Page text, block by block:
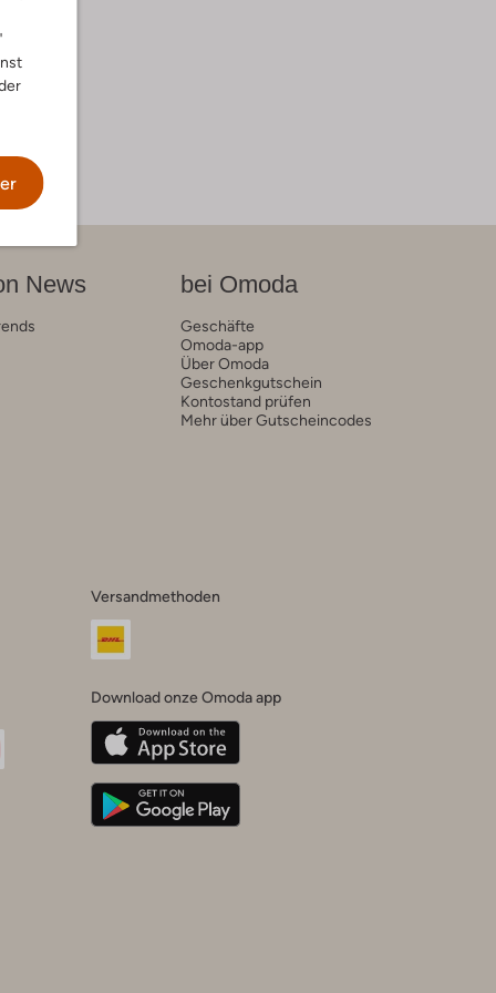
News bei Omoda
Geschäfte
Omoda-app
Über Omoda
Geschenkgutschein
Kontostand prüfen
Mehr über Gutscheincodes
Versandmethoden
Download onze Omoda app